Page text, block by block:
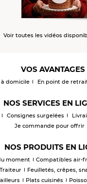
Voir toutes les vidéos
VOS AVANTAGES
à domicile En point de
NOS SERVICES EN
Consignes surgelées
Je commande pour offrir
NOS PRODUITS EN
moment Compatibles air-
Feuilletés, crêpes,
Plats cuisinés